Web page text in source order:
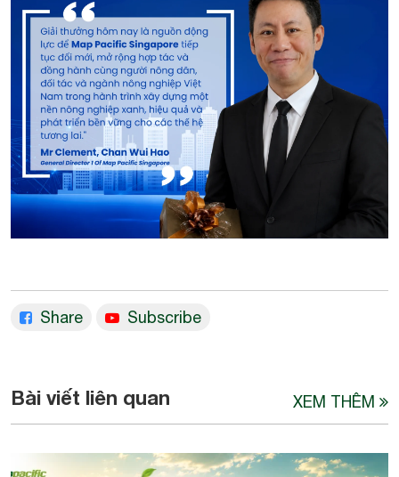
Share Subscribe
Bài viết liên quan XEM THÊM